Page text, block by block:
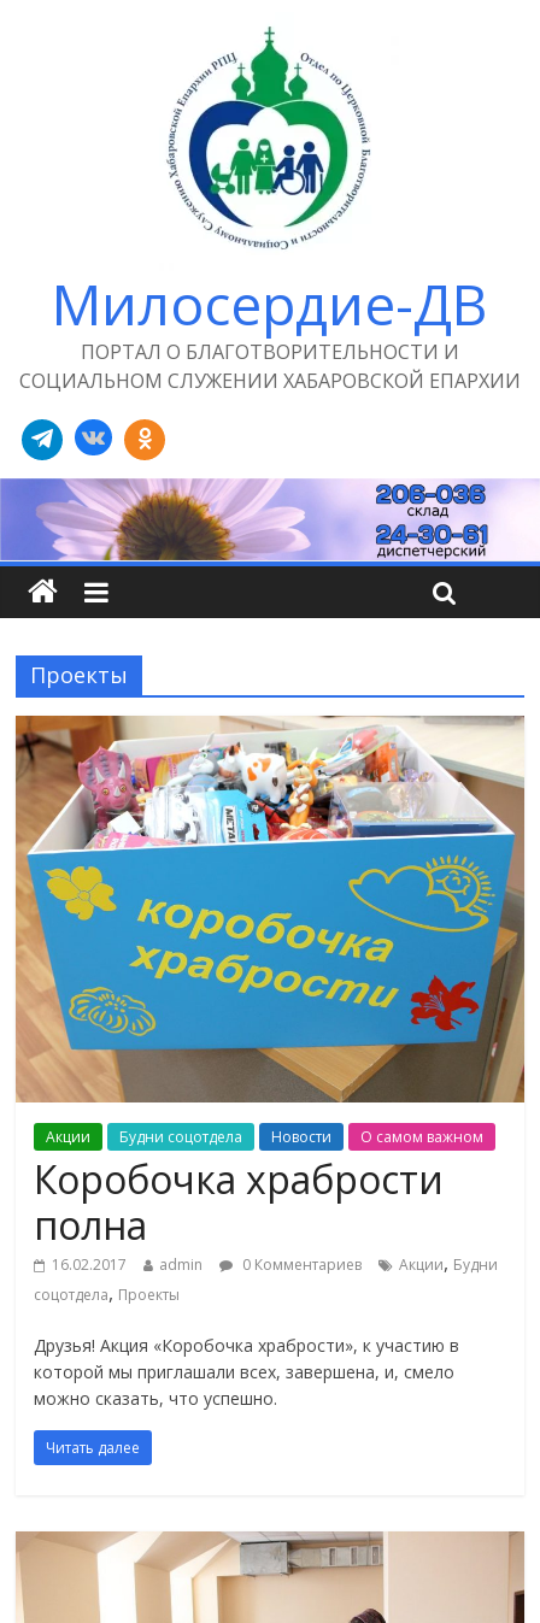
Милосердие-ДВ
ПОРТАЛ О БЛАГОТВОРИТЕЛЬНОСТИ И
СОЦИАЛЬНОМ СЛУЖЕНИИ ХАБАРОВСКОЙ ЕПАРХИИ
Проекты
Акции Будни соцотдела Новости О самом важном
Коробочка храбрости
полна
16.02.2017 admin 0 Комментариев Акции, Будни
соцотдела, Проекты
Друзья! Акция «Коробочка храбрости», к участию в
которой мы приглашали всех, завершена, и, смело
можно сказать, что успешно.
Читать далее